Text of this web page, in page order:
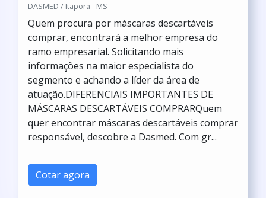
DASMED / Itaporã - MS
Quem procura por máscaras descartáveis
comprar, encontrará a melhor empresa do
ramo empresarial. Solicitando mais
informações na maior especialista do
segmento e achando a líder da área de
atuação.DIFERENCIAIS IMPORTANTES DE
MÁSCARAS DESCARTÁVEIS COMPRARQuem
quer encontrar máscaras descartáveis comprar
responsável, descobre a Dasmed. Com gr...
Cotar agora